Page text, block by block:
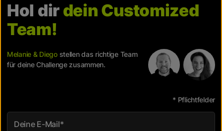
Hol dir dein Customized
Team!
Melanie & Diegostellen das richtige Team
für deine Challenge zusammen.
* Pflichtfelder
Deine E-Mail*